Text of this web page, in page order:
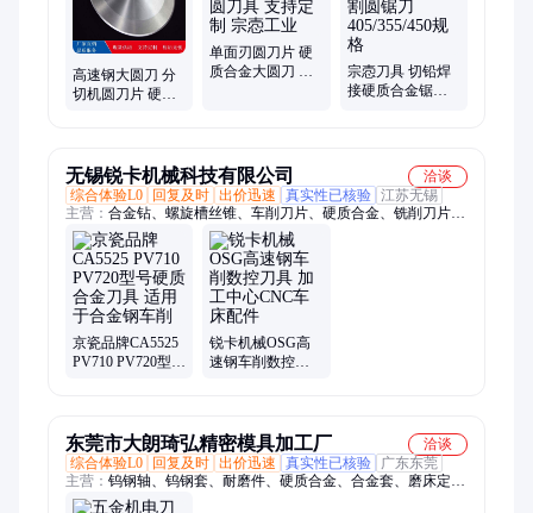
高速钢大圆刀 分
切机圆刀片 硬质
单面刃圆刀片 硬
质合金大圆刀 切
宗悫刀具 切铅焊
接硬质合金锯片
无锡锐卡机械科技有限公司
洽谈
综合体验L0
回复及时 出价迅速 真实性已核验 江苏无锡
主营： 合金钻、螺旋槽丝锥、车削刀片、硬质合金、铣削刀片、
非标定制
京瓷品牌CA5525
PV710 PV720型号
锐卡机械OSG高
速钢车削数控刀
东莞市大朗琦弘精密模具加工厂
洽谈
综合体验L0
回复及时 出价迅速 真实性已核验
广东东莞
主营： 钨钢轴、钨钢套、耐磨件、硬质合金、合金套、磨床定
做、磨料磨具、冲针定做、合金板材、钨钢模具、合金模具、冷